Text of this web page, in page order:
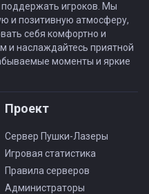
поддержать игроков. Мы
и позитивную атмосферу,
себя комфортно и
и наслаждайтесь приятной
моменты и яркие
Проект
Сервер Пушки-Лазеры
Игровая статистика
Правила серверов
Администраторы